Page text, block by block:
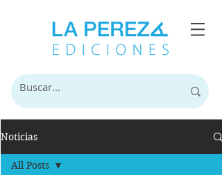
Noticias
All Posts